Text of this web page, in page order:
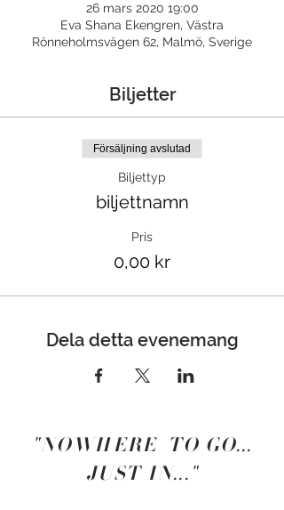
26 mars 2020 19:00
Eva Shana Ekengren, Västra
Rönneholmsvägen 62, Malmö, Sverige
Biljetter
Försäljning avslutad
Biljettyp
biljettnamn
Pris
0,00 kr
Dela detta evenemang
"NOWHERE TO GO...
JUST IN..."